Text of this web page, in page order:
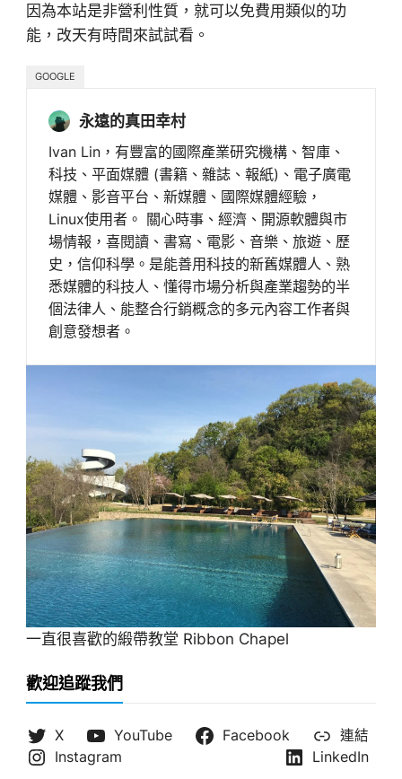
因為本站是非營利性質，就可以免費用類似的功
能，改天有時間來試試看。
GOOGLE
永遠的真田幸村
Ivan Lin，有豐富的國際產業研究機構、智庫、
科技、平面媒體 (書籍、雜誌、報紙)、電子廣電
媒體、影音平台、新媒體、國際媒體經驗，
Linux使用者。 關心時事、經濟、開源軟體與市
場情報，喜閱讀、書寫、電影、音樂、旅遊、歷
史，信仰科學。是能善用科技的新舊媒體人、熟
悉媒體的科技人、懂得市場分析與產業趨勢的半
個法律人、能整合行銷概念的多元內容工作者與
創意發想者。
一直很喜歡的緞帶教堂 Ribbon Chapel
歡迎追蹤我們
X YouTube Facebook
連結
Instagram
LinkedIn